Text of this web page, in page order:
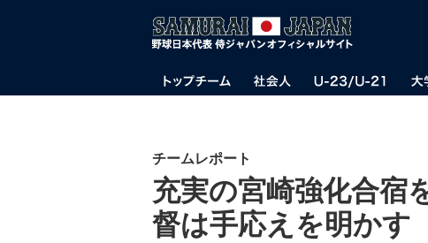
チームレポート
充実の宮崎強化合宿
督は手応えを明かす